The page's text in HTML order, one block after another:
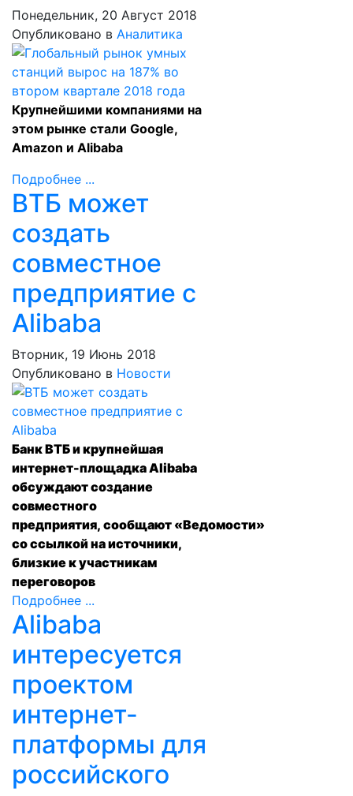
Понедельник, 20 Август 2018
Опубликовано в Аналитика
Крупнейшими компаниями на
этом рынке стали Google,
Amazon и Alibaba
Подробнее ...
ВТБ может
создать
совместное
предприятие с
Alibaba
Вторник, 19 Июнь 2018
Опубликовано в Новости
Банк ВТБ и крупнейшая
интернет-площадка Alibaba
обсуждают создание
совместного
предприятия, сообщают «Ведомости»
со ссылкой на источники,
близкие к участникам
переговоров
Подробнее ...
Alibaba
интересуется
проектом
интернет-
платформы для
российского